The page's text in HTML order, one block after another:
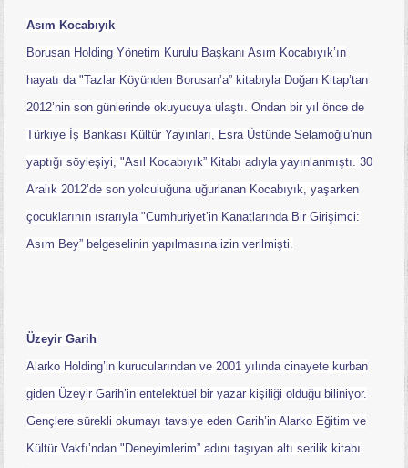
Asım Kocabıyık
Borusan Holding Yönetim Kurulu Başkanı Asım Kocabıyık’ın
hayatı da "Tazlar Köyünden Borusan’a” kitabıyla Doğan Kitap’tan
2012’nin son günlerinde okuyucuya ulaştı. Ondan bir yıl önce de
Türkiye İş Bankası Kültür Yayınları, Esra Üstünde Selamoğlu’nun
yaptığı söyleşiyi, "Asıl Kocabıyık” Kitabı adıyla yayınlanmıştı. 30
Aralık 2012’de son yolculuğuna uğurlanan Kocabıyık, yaşarken
çocuklarının ısrarıyla "Cumhuriyet’in Kanatlarında Bir Girişimci:
Asım Bey” belgeselinin yapılmasına izin verilmişti.
Üzeyir Garih
Alarko Holding’in kurucularından ve 2001 yılında cinayete kurban
giden Üzeyir Garih’in entelektüel bir yazar kişiliği olduğu biliniyor.
Gençlere sürekli okumayı tavsiye eden Garih’in Alarko Eğitim ve
Kültür Vakfı’ndan "Deneyimlerim” adını taşıyan altı serilik kitabı